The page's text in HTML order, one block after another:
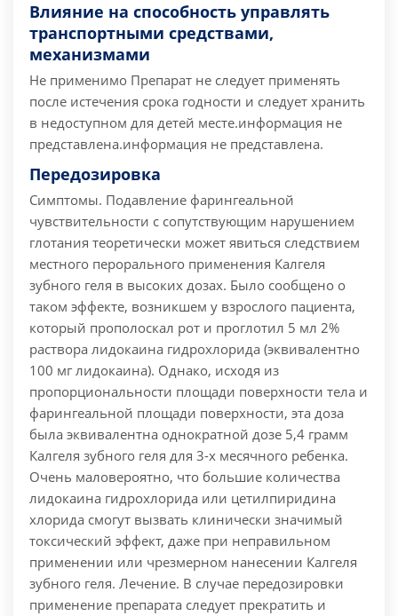
Влияние на способность управлять
транспортными средствами,
механизмами
Не применимо Препарат не следует применять
после истечения срока годности и следует хранить
в недоступном для детей месте.информация не
представлена.информация не представлена.
Передозировка
Симптомы. Подавление фарингеальной
чувствительности с сопутствующим нарушением
глотания теоретически может явиться следствием
местного перорального применения Калгеля
зубного геля в высоких дозах. Было сообщено о
таком эффекте, возникшем у взрослого пациента,
который прополоскал рот и проглотил 5 мл 2%
раствора лидокаина гидрохлорида (эквивалентно
100 мг лидокаина). Однако, исходя из
пропорциональности площади поверхности тела и
фарингеальной площади поверхности, эта доза
была эквивалентна однократной дозе 5,4 грамм
Калгеля зубного геля для 3-х месячного ребенка.
Очень маловероятно, что большие количества
лидокаина гидрохлорида или цетилпиридина
хлорида смогут вызвать клинически значимый
токсический эффект, даже при неправильном
применении или чрезмерном нанесении Калгеля
зубного геля. Лечение. В случае передозировки
применение препарата следует прекратить и